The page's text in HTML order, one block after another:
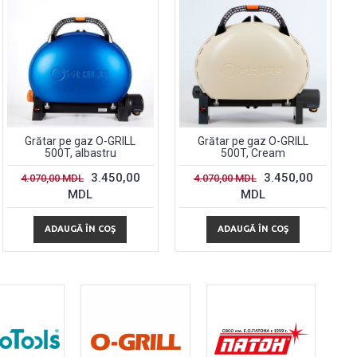
Grătar pe gaz O-GRILL
500T, albastru
4.070,00 MDL
3.450,00
MDL
ADAUGĂ ÎN COŞ
Grătar pe gaz O-GRILL
500T, Cream
4.070,00 MDL
3.450,00
MDL
ADAUGĂ ÎN COŞ